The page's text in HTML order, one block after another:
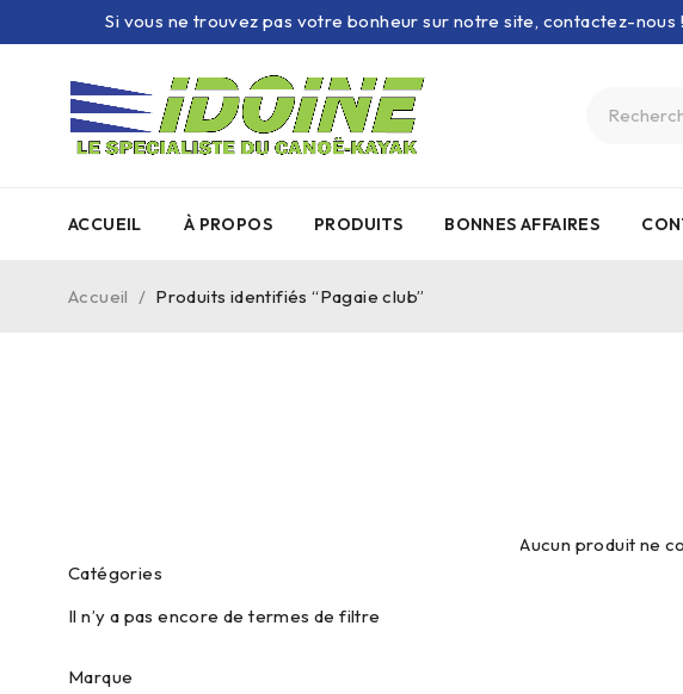
Si vous ne trouvez pas votre bonheur sur notre site, contactez-
ACCUEIL À PROPOS PRODUITS BONNES AFFAIRES
Accueil / Produits identifiés “Pagaie club”
Catégories
Il n’y a pas encore de termes de filtre
Marque
Aucun produit ne